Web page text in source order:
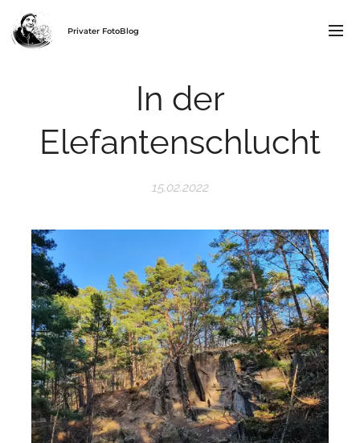
Privater FotoBlog
In der
Elefantenschlucht
15.02.2022